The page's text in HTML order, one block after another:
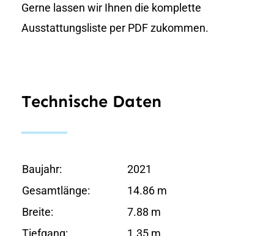
Gerne lassen wir Ihnen die komplette
Ausstattungsliste per PDF zukommen.
Technische Daten
Baujahr:
2021
Gesamtlänge:
14.86 m
Breite:
7.88 m
Tiefgang:
1.35 m